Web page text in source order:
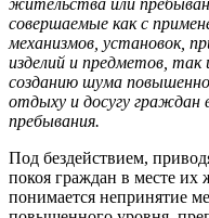
совершаемые как с
механизмов, установок,
изделий и предметов, так
созданию шума
отдыху и досугу
пребывания.
Под бездействием,
покоя граждан в месте их
понимается непринятие